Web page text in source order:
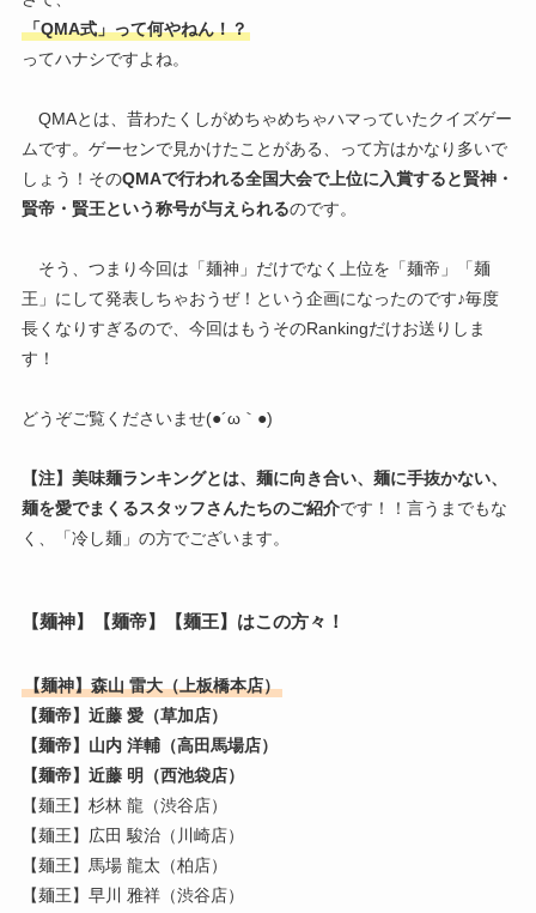
「QMA式」って何やねん！？
ってハナシですよね。
QMAとは、昔わたくしがめちゃめちゃハマっていたクイズゲー
ムです。ゲーセンで見かけたことがある、って方はかなり多いで
しょう！そのQMAで行われる全国大会で上位に入賞すると賢神・
賢帝・賢王という称号が与えられるのです。
そう、つまり今回は「麺神」だけでなく上位を「麺帝」「麺
王」にして発表しちゃおうぜ！という企画になったのです♪毎度
長くなりすぎるので、今回はもうそのRankingだけお送りしま
す！
どうぞご覧くださいませ(●´ω｀●)
【注】美味麺ランキングとは、麺に向き合い、麺に手抜かない、
麺を愛でまくるスタッフさんたちのご紹介です！！言うまでもな
く、「冷し麺」の方でございます。
【麺神】【麺帝】【麺王】はこの方々！
【麺神】森山 雷大（上板橋本店）
【麺帝】近藤 愛（草加店）
【麺帝】山内 洋輔（高田馬場店）
【麺帝】近藤 明（西池袋店）
【麺王】杉林 龍（渋谷店）
【麺王】広田 駿治（川崎店）
【麺王】馬場 龍太（柏店）
【麺王】早川 雅祥（渋谷店）